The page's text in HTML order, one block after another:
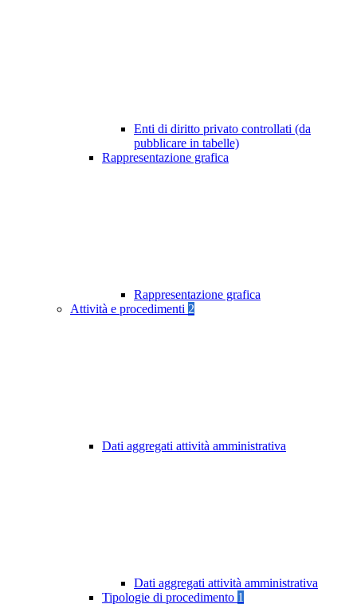
Enti di diritto privato controllati (da
pubblicare in tabelle)
Rappresentazione grafica
Rappresentazione grafica
Attività e procedimenti 2
Dati aggregati attività amministrativa
Dati aggregati attività amministrativa
Tipologie di procedimento 1